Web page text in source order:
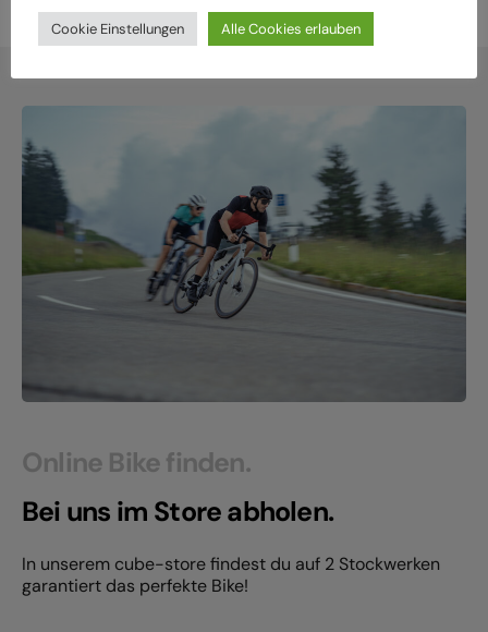
Online Bike finden.
Bei uns im Store abholen.
In unserem cube-store findest du auf 2 Stockwerken
garantiert das perfekte Bike!
Cookie Einstellungen Alle Cookies erlauben